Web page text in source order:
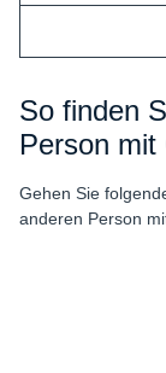
So finden
Person mit
Gehen Sie
anderen Person